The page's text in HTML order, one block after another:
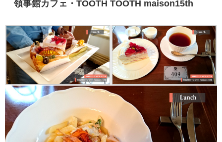
領事館カフェ・TOOTH TOOTH maison15th